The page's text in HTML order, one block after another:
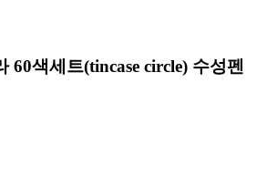
60색세트(tincase circle) 수성펜